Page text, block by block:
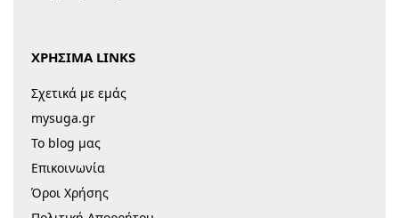
ΧΡΗΣΙΜΑ LINKS
Σχετικά με εμάς
mysuga.gr
Το blog μας
Επικοινωνία
Όροι Χρήσης